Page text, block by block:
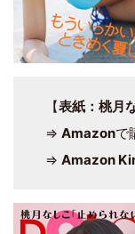
【表紙：桃月
⇒ Amazonで
⇒ Amazon